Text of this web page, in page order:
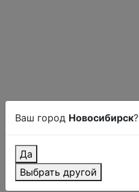
Ваш город Новосибирск?
Да
Выбрать другой